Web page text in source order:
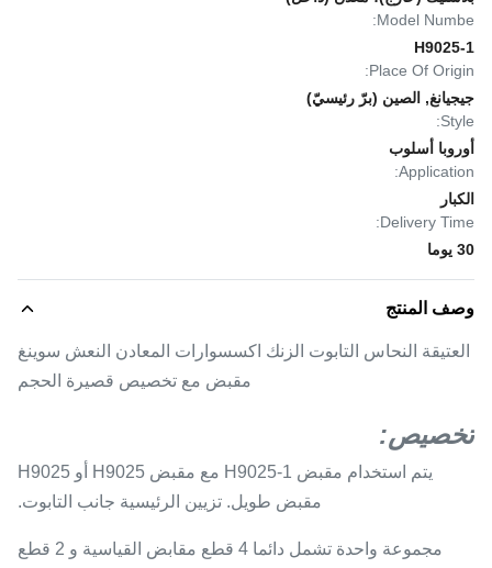
Model Numbe:
H9025-1
Place Of Origin:
جيجيانغ, الصين (برّ رئيسيّ)
Style:
أوروبا أسلوب
Application:
الكبار
Delivery Time:
30 يوما
وصف المنتج
العتيقة النحاس التابوت الزنك اكسسوارات المعادن النعش سوينغ
مقبض مع تخصيص قصيرة الحجم
تخصيص:
يتم استخدام مقبض H9025-1 مع مقبض H9025 أو H9025
مقبض طويل. تزيين الرئيسية جانب التابوت.
مجموعة واحدة تشمل دائما 4 قطع مقابض القياسية و 2 قطع